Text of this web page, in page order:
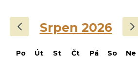
Srpen 2026
Po Út St Čt Pá So Ne